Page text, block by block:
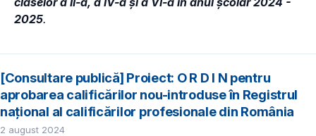
2025.
[Consultare publică] Proiect: O R D I N pentru
aprobarea calificărilor nou-introduse în Registrul
naţional al calificărilor profesionale din România
2 august 2024